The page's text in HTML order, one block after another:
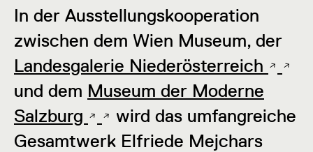
In der Ausstellungskooperation
zwischen dem Wien Museum, der
Landesgalerie Niederösterreich
und dem Museum der Moderne
Salzburg
wird das umfangreiche
Gesamtwerk Elfriede Mejchars